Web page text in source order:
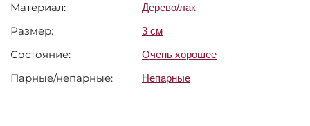
Материал: Дерево/лак
Размер: 3 см
Состояние: Очень хорошее
Парные/непарные: Непарные